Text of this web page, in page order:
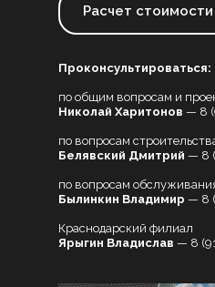
Проконсультироваться:
по общим вопросам и
Николай Харитонов — 8
по вопросам
Белявский Дмитрий — 8
по вопросам
Былинкин Владимир — 8
Краснодарский филиал
Ярыгин Владислав — 8
Расчет стоимости